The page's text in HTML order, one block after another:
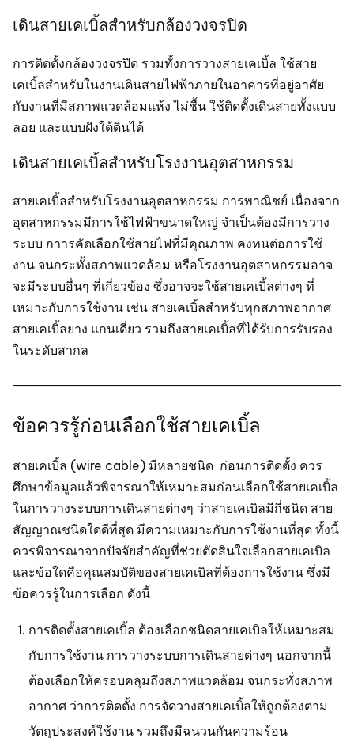
เดินสายเคเบิ้ลสำหรับกล้องวงจรปิด
การติดตั้งกล้องวงจรปิด รวมทั้งการวางสายเคเบิ้ล ใช้สาย
เคเบิ้ลสำหรับในงานเดินสายไฟฟ้าภายในอาคารที่อยู่อาศัย
กับงานที่มีสภาพแวดล้อมแห้ง ไม่ชื้น ใช้ติดตั้งเดินสายทั้งแบบ
ลอย และแบบฝังใต้ดินได้
เดินสายเคเบิ้ลสำหรับโรงงานอุตสาหกรรม
สายเคเบิ้ลสำหรับโรงงานอุตสาหกรรม การพาณิชย์ เนื่องจาก
อุตสาหกรรมมีการใช้ไฟฟ้าขนาดใหญ่ จำเป็นต้องมีการวาง
ระบบ กาารคัดเลือกใช้สายไฟที่มีคุณภาพ คงทนต่อการใช้
งาน จนกระทั้งสภาพแวดล้อม หรือโรงงานอุตสาหกรรมอาจ
จะมีระบบอื่นๆ ที่เกี่ยวข้อง ซึ่งอาจจะใช้สายเคเบิ้ลต่างๆ ที่
เหมาะกับการใช้งาน เช่น สายเคเบิ้ลสำหรับทุกสภาพอากาศ
สายเคเบิ้ลยาง แกนเดี่ยว รวมถึงสายเคเบิ้ลที่ได้รับการรับรอง
ในระดับสากล
ข้อควรรู้ก่อนเลือกใช้สายเคเบิ้ล
สายเคเบิ้ล (wire cable) มีหลายชนิด ก่อนการติดตั้ง ควร
ศึกษาข้อมูลแล้วพิจารณาให้เหมาะสมก่อนเลือกใช้สายเคเบิ้ล
ในการวางระบบการเดินสายต่างๆ ว่าสายเคเบิลมีกี่ชนิด สาย
สัญญาณชนิดใดดีที่สุด มีความเหมาะกับการใช้งานที่สุด ทั้งนี้
ควรพิจารณาจากปัจจัยสำคัญที่ช่วยตัดสินใจเลือกสายเคเบิล
และข้อใดคือคุณสมบัติของสายเคเบิลที่ต้องการใช้งาน ซึ่งมี
ข้อควรรู้ในการเลือก ดังนี้
การติดตั้งสายเคเบิ้ล ต้องเลือกชนิดสายเคเบิลให้เหมาะสม
กับการใช้งาน การวางระบบการเดินสายต่างๆ นอกจากนี้
ต้องเลือกให้ครอบคลุมถึงสภาพแวดล้อม จนกระทั่งสภาพ
อากาศ ว่าการติดตั้ง การจัดวางสายเคเบิ้ลให้ถูกต้องตาม
วัตถุประสงค์ใช้งาน รวมถึงมีฉนวนกันความร้อน